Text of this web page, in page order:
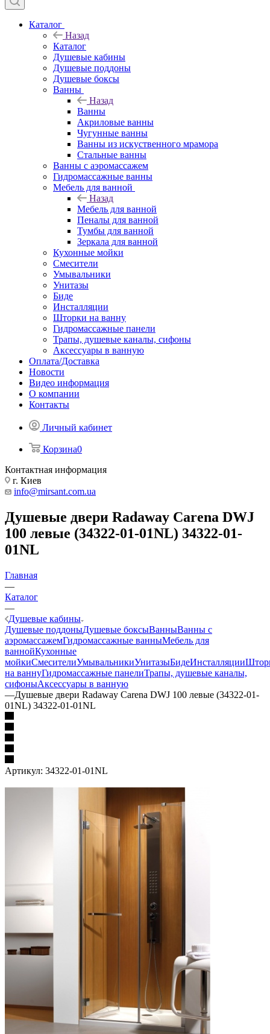
Каталог
Назад
Каталог
Душевые кабины
Душевые поддоны
Душевые боксы
Ванны
Назад
Ванны
Акриловые ванны
Чугунные ванны
Ванны из искуственного мрамора
Стальные ванны
Ванны с аэромассажем
Гидромассажные ванны
Мебель для ванной
Назад
Мебель для ванной
Пеналы для ванной
Тумбы для ванной
Зеркала для ванной
Кухонные мойки
Смесители
Умывальники
Унитазы
Биде
Инсталляции
Шторки на ванну
Гидромассажные панели
Трапы, душевые каналы, сифоны
Аксессуары в ванную
Оплата/Доставка
Новости
Видео информация
О компании
Контакты
Личный кабинет
Корзина0
Контактная информация
г. Киев
info@mirsant.com.ua
Душевые двери Radaway Carena DWJ
100 левые (34322-01-01NL) 34322-01-
01NL
Главная
—
Каталог
—
Душевые кабины
Душевые поддоныДушевые боксыВанныВанны с
аэромассажемГидромассажные ванныМебель для
ваннойКухонные
мойкиСмесителиУмывальникиУнитазыБидеИнсталляции
на ваннуГидромассажные панелиТрапы, душевые каналы,
сифоныАксессуары в ванную
—Душевые двери Radaway Carena DWJ 100 левые (34322-01-
01NL) 34322-01-01NL
Артикул: 34322-01-01NL